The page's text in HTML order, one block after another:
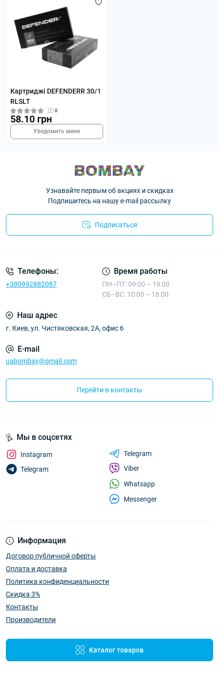
Картриджі DEFENDERR 30/1
RLSLT
0
58.10 грн
Уведомить меня
Узнавайте первым об акциях и скидках
Подпишитесь на нашу e-mail рассылку
Подписаться
Телефоны:
+380992882087
Время работы
ПН–ПТ: 09:00 – 19:00
СБ–ВС: 10:00 – 18:00
Наш адрес
г. Киев, ул. Чистяковская, 2А, офис 6
E-mail
uabombay@gmail.com
Перейти в контакты
Информация
Договор публичной оферты
Оплата и доставка
Политика конфиденциальности
Скидка 3%
Контакты
Производители
Каталог товаров
Мы в соцсетях
Instagram
Telegram
Telegram
Viber
Whatsapp
Messenger